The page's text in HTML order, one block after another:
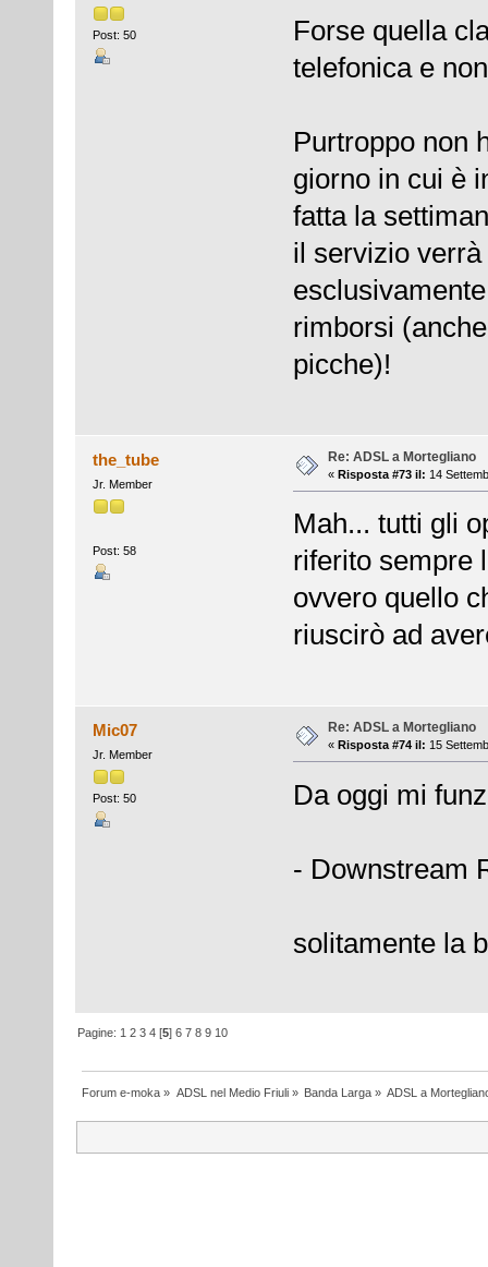
Post: 50
Forse quella
telefonica e
Purtroppo non
giorno in cui è
fatta la
il servizio
rimborsi
picche)!
the_tube
Jr. Member
Post: 58
Re: ADSL a Mortegliano
« Risposta #73 il: 14
Mah... tutti gli
riferito sempre
ovvero quello
riuscirò ad
Mic07
Jr. Member
Post: 50
Re: ADSL a Mortegliano
« Risposta #74 il: 15
Da oggi mi
- Downstream
solitamente la
Pagine: 1 2 3 4 [5]6 7 8 9 10
Forum e-moka » ADSL nel Medio Friuli» Banda Larga» ADSL a